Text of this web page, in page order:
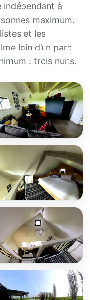
indépendant à
maximum.
et les
loin d’un parc
: trois nuits.